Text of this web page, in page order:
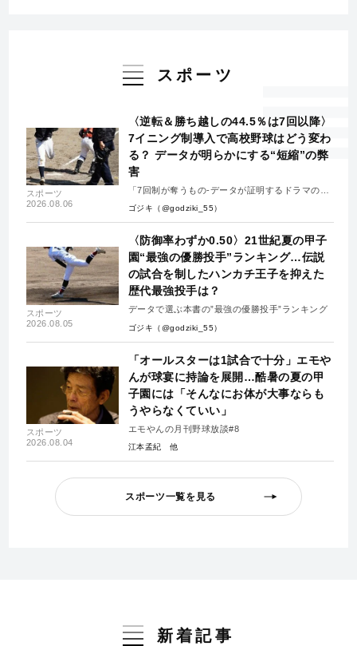
スポーツ
スポーツ
2026.08.06
〈逆転＆勝ち越しの44.5％は7回以降〉
7イニング制導入で高校野球はどう変わ
る？ データが明らかにする“短縮”の弊
害
「7回制が奪うもの-データが証明するドラマの消
失-」
ゴジキ（@godziki_55）
スポーツ
2026.08.05
〈防御率わずか0.50〉21世紀夏の甲子
園“最強の優勝投手”ランキング…伝説
の試合を制したハンカチ王子を抑えた
歴代最強投手は？
データで選ぶ本書の”最強の優勝投手”ランキング
ゴジキ（@godziki_55）
スポーツ
2026.08.04
「オールスターは1試合で十分」エモや
んが球宴に持論を展開…酷暑の夏の甲
子園には「そんなにお体が大事ならも
うやらなくていい」
エモやんの月刊野球放談#8
江本孟紀
スポーツ一覧を見る
新着記事